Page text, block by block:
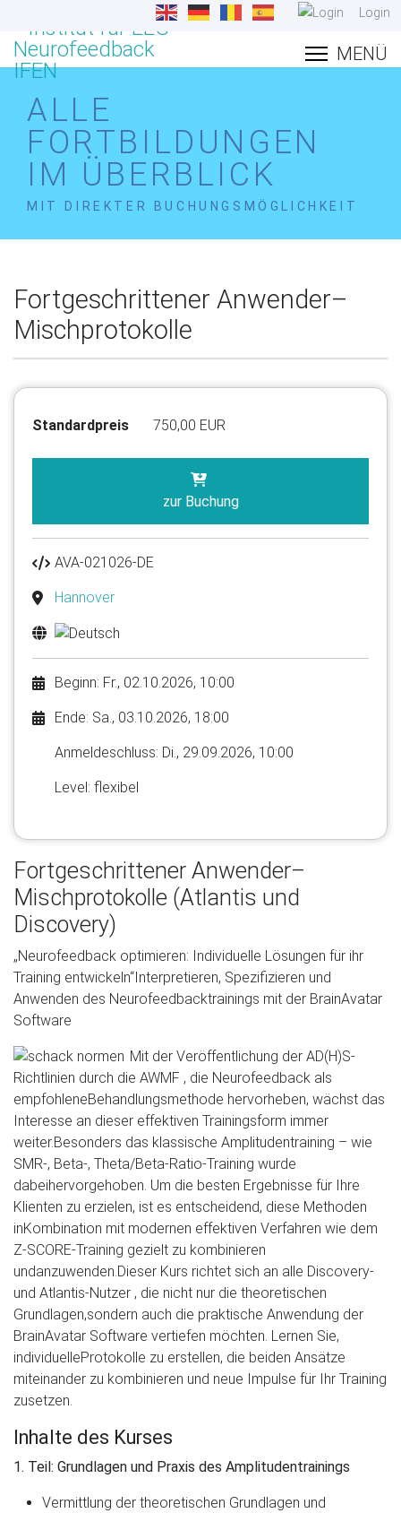
Login
ALLE
FORTBILDUNGEN
IM ÜBERBLICK
MIT DIREKTER BUCHUNGSMÖGLICHKEIT
Fortgeschrittener Anwender–
Mischprotokolle
Standardpreis 750,00 EUR
zur Buchung
AVA-021026-DE
Hannover
Beginn: Fr., 02.10.2026, 10:00
Ende: Sa., 03.10.2026, 18:00
Anmelde​schluss: Di., 29.09.2026, 10:00
Level: flexibel
Fortgeschrittener Anwender–
Mischprotokolle (Atlantis und
Discovery)
„Neurofeedback optimieren: Individuelle Lösungen für ihr
Training entwickeln“Interpretieren, Spezifizieren und
Anwenden des Neurofeedbacktrainings mit der BrainAvatar
Software
Mit der Veröffentlichung der AD(H)S-
Richtlinien durch die AWMF , die Neurofeedback als
empfohleneBehandlungsmethode hervorheben, wächst das
Interesse an dieser effektiven Trainingsform immer
weiter.Besonders das klassische Amplitudentraining – wie
SMR-, Beta-, Theta/Beta-Ratio-Training wurde
dabeihervorgehoben. Um die besten Ergebnisse für Ihre
Klienten zu erzielen, ist es entscheidend, diese Methoden
inKombination mit modernen effektiven Verfahren wie dem
Z-SCORE-Training gezielt zu kombinieren
undanzuwenden.Dieser Kurs richtet sich an alle Discovery-
und Atlantis-Nutzer , die nicht nur die theoretischen
Grundlagen,sondern auch die praktische Anwendung der
BrainAvatar Software vertiefen möchten. Lernen Sie,
individuelleProtokolle zu erstellen, die beiden Ansätze
miteinander zu kombinieren und neue Impulse für Ihr Training
zusetzen.
Inhalte des Kurses
1. Teil: Grundlagen und Praxis des Amplitudentrainings
Vermittlung der theoretischen Grundlagen und